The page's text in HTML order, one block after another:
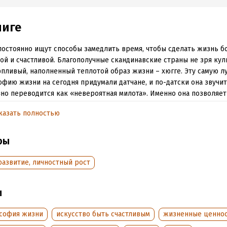
ищут способы замедлить время, чтобы сделать жизнь
и счастливой. Благополучные скандинавские страны не зря
наполненный теплотой образ жизни – хюгге. Эту самую
жизни на сегодня придумали датчане, и по-датски она
переводится как «невероятная милота». Именно она
давно забытые ценности: умение радоваться простым
на первый план выдвигаются комфорт и маленькие житейские
задвигаются карьера, личностный рост и спасение мира. Этот
и теплого покоя сегодня перенимают во всем мире. Причина,
и бесконечных стрессов. Хюгге напоминает о самом
полностью
личностный рост
жизни искусство быть счастливым
жизненные